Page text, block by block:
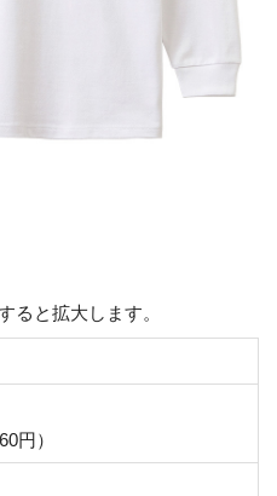
ると拡大します。
円）